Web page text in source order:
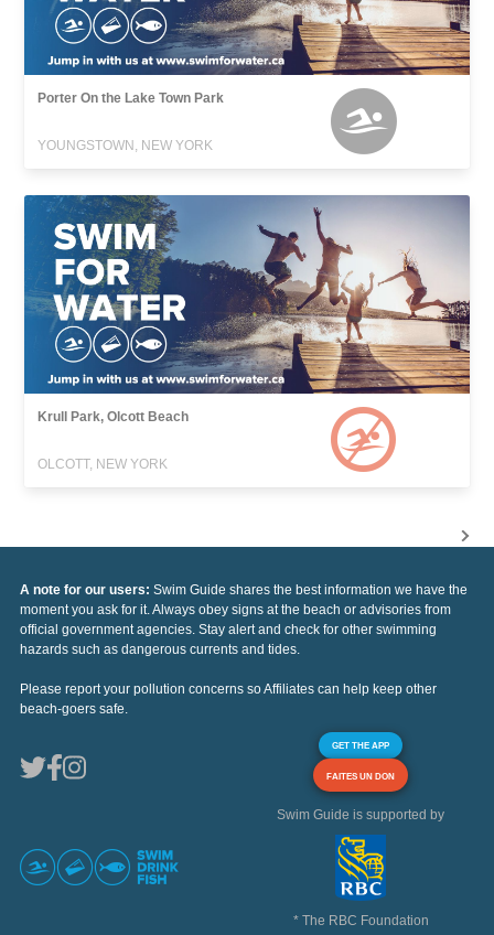
Porter On the Lake Town Park
YOUNGSTOWN, NEW YORK
Krull Park, Olcott Beach
OLCOTT, NEW YORK
A note for our users: Swim Guide shares the best information we have the
moment you ask for it. Always obey signs at the beach or advisories from
official government agencies. Stay alert and check for other swimming
hazards such as dangerous currents and tides.
Please report your pollution concerns so Affiliates can help keep other
beach-goers safe.
GET THE APP
FAITES UN DON
Swim Guide is supported by
* The RBC Foundation